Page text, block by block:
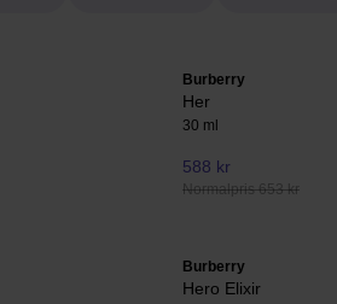
Burberry
Her
30 ml
588 kr
Normalpris 653 kr
Burberry
Hero Elixir